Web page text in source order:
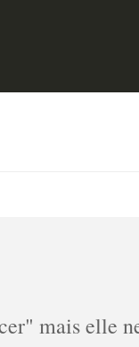
mais elle